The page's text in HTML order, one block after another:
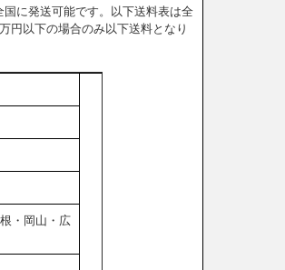
に発送可能です。以下送料表は全
円以下の場合のみ以下送料となり
・岡山・広